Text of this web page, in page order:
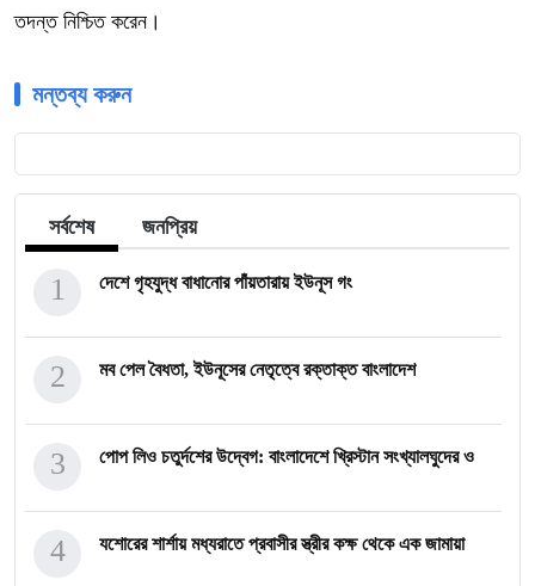
তদন্ত নিশ্চিত করেন।
মন্তব্য করুন
সর্বশেষ জনপ্রিয়
দেশে গৃহযুদ্ধ বাধানোর পাঁয়তারায় ইউনূস গং
1
মব পেল বৈধতা, ইউনূসের নেতৃত্বে রক্তাক্ত বাংলাদেশ
2
পোপ লিও চতুর্দশের উদ্বেগ: বাংলাদেশে খ্রিস্টান সংখ্যালঘুদের ও
3
যশোরের শার্শায় মধ্যরাতে প্রবাসীর স্ত্রীর কক্ষ থেকে এক জামায়া
4